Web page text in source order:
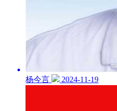
杨今言 2024-11-19